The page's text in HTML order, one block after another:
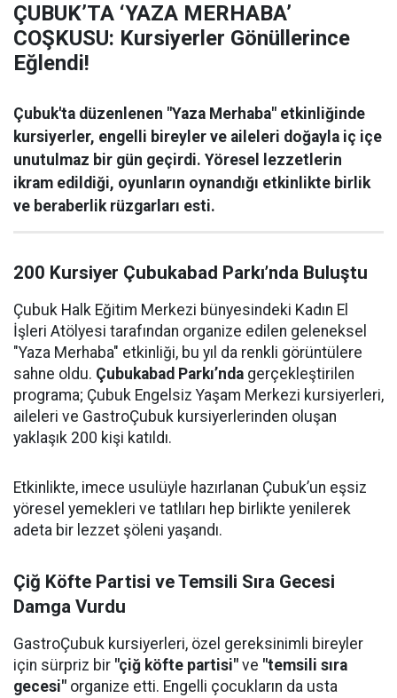
ÇUBUK’TA ‘YAZA MERHABA’
COŞKUSU: Kursiyerler Gönüllerince
Eğlendi!
Çubuk'ta düzenlenen "Yaza Merhaba" etkinliğinde
kursiyerler, engelli bireyler ve aileleri doğayla iç içe
unutulmaz bir gün geçirdi. Yöresel lezzetlerin
ikram edildiği, oyunların oynandığı etkinlikte birlik
ve beraberlik rüzgarları esti.
200 Kursiyer Çubukabad Parkı’nda Buluştu
Çubuk Halk Eğitim Merkezi bünyesindeki Kadın El
İşleri Atölyesi tarafından organize edilen geleneksel
"Yaza Merhaba" etkinliği, bu yıl da renkli görüntülere
sahne oldu. Çubukabad Parkı’nda gerçekleştirilen
programa; Çubuk Engelsiz Yaşam Merkezi kursiyerleri,
aileleri ve GastroÇubuk kursiyerlerinden oluşan
yaklaşık 200 kişi katıldı.
Etkinlikte, imece usulüyle hazırlanan Çubuk’un eşsiz
yöresel yemekleri ve tatlıları hep birlikte yenilerek
adeta bir lezzet şöleni yaşandı.
Çiğ Köfte Partisi ve Temsili Sıra Gecesi
Damga Vurdu
GastroÇubuk kursiyerleri, özel gereksinimli bireyler
için sürpriz bir "çiğ köfte partisi" ve "temsili sıra
gecesi" organize etti. Engelli çocukların da usta